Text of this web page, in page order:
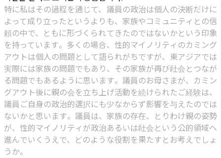
特に私はその過程を通じて、議員の政治は個人の決断だけに
よって成り立ったというよりも、家族やコミュニティとの信
頼の中で、ともに形づくられてきたのではないかという印象
を持っています。多くの場合、性的マイノリティのカミング
アウトは個人の問題として語られがちですが、東アジアでは
実際には家族の問題でもあり、その家族が再び社会とつなが
る問題でもあるように思います。議員のお母さまが、カミン
グアウト後に親の会を立ち上げ活動を続けられたご経験は、
議員ご自身の政治的選択にも少なからず影響を与えたのでは
ないかと思います。議員は、家族の存在、とりわけ親の姿勢
が、性的マイノリティが政治あるいは社会という公的領域へ
進んでいくうえで、どのような役割を果たすとお考えでしょ
うか。